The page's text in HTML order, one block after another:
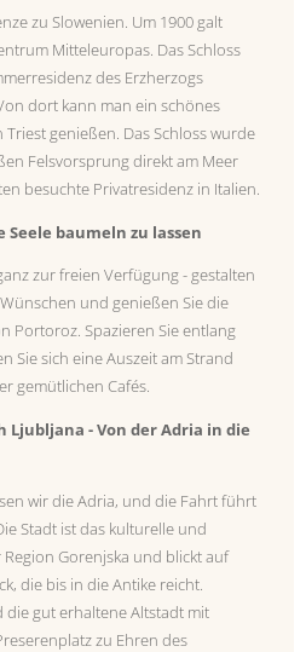
zu Slowenien. Um 1900 galt
Mitteleuropas. Das Schloss
des Erzherzogs
dort kann man ein schönes
genießen. Das Schloss wurde
Felsvorsprung direkt am Meer
besuchte Privatresidenz in Italien.
Seele baumeln zu lassen
zur freien Verfügung - gestalten
und genießen Sie die
Portoroz. Spazieren Sie entlang
Sie sich eine Auszeit am Strand
gemütlichen Cafés.
Ljubljana - Von der Adria in die
wir die Adria, und die Fahrt führt
Stadt ist das kulturelle und
Gorenjska und blickt auf
die bis in die Antike reicht.
die gut erhaltene Altstadt mit
zu Ehren des